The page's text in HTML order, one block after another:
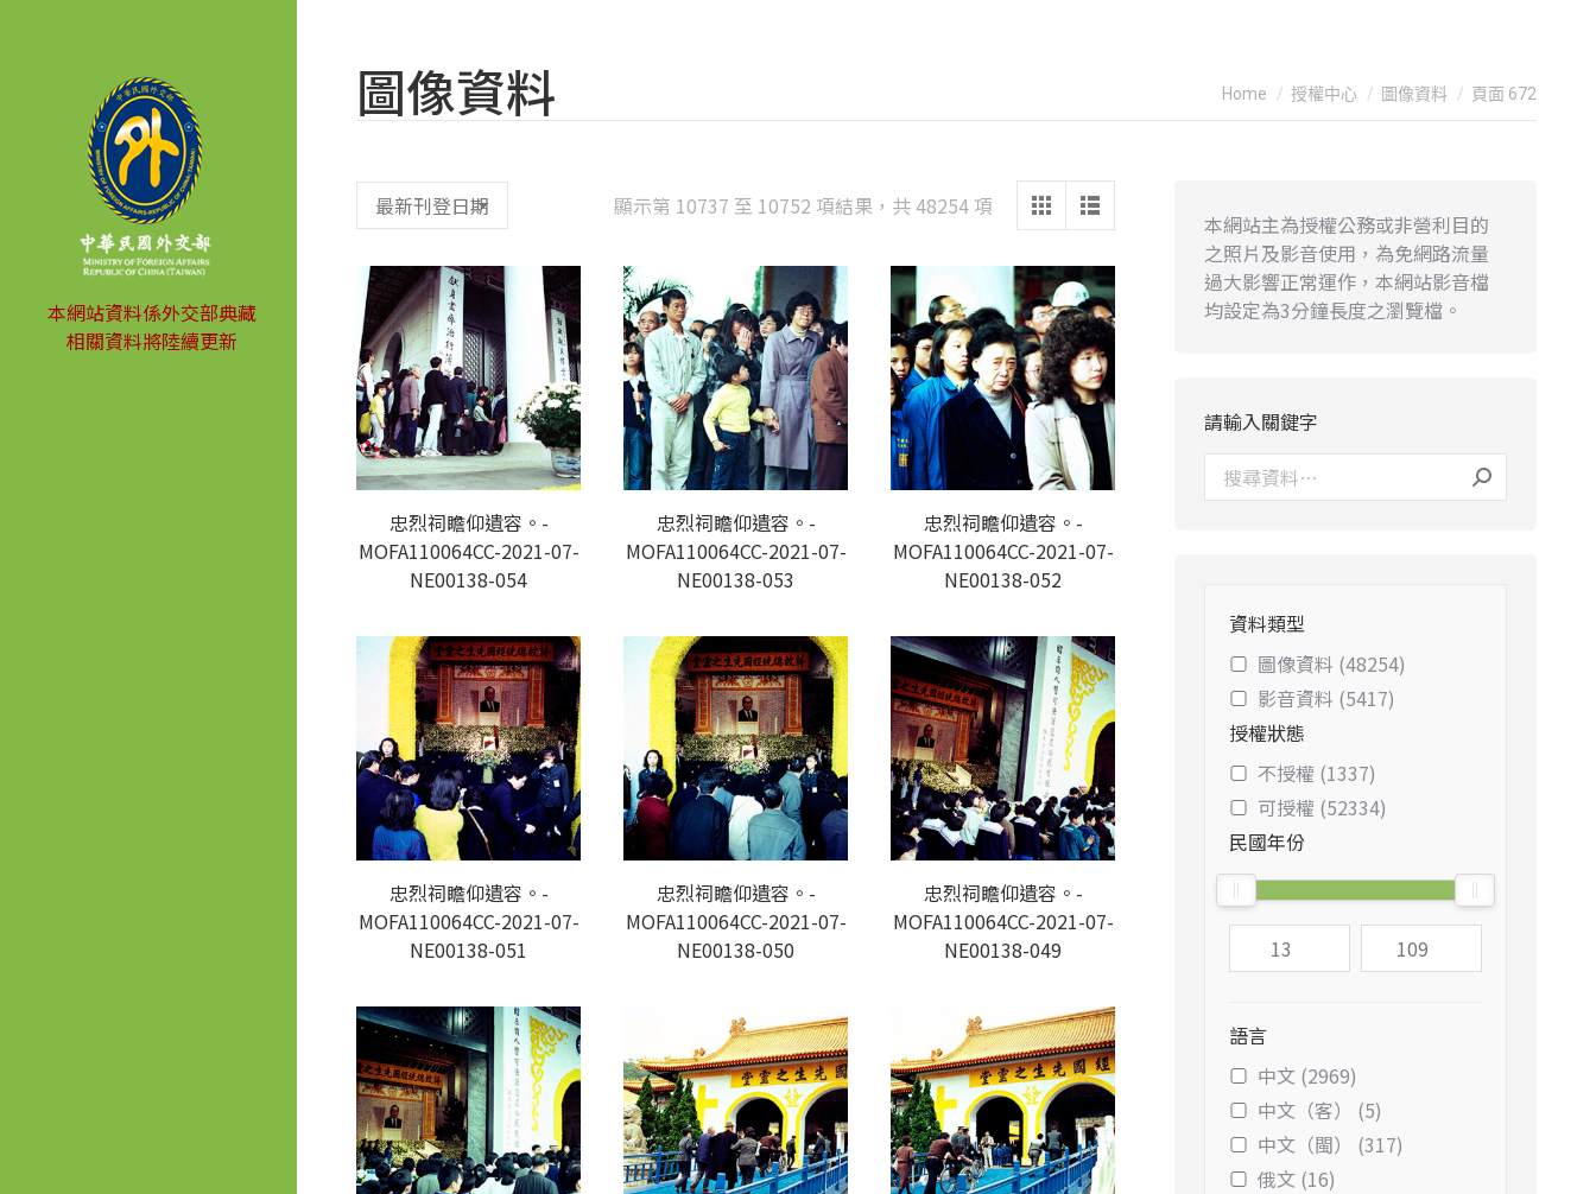
本網站資料係外交部典藏
相關資料將陸續更新
圖像資料 You are here:
Home 授權中心 圖像資料 頁面 672
顯示第 10737 至 10752 項結果，共 48254 項 Sorted
latest
忠烈祠瞻仰遺容。-
MOFA110064CC-2021-07-
NE00138-054
忠烈祠瞻仰遺容。-
MOFA110064CC-2021-07-
NE00138-053
忠烈祠瞻仰遺容。-
MOFA110064CC-2021-07-
NE00138-052
忠烈祠瞻仰遺容。-
MOFA110064CC-2021-07-
NE00138-051
忠烈祠瞻仰遺容。-
MOFA110064CC-2021-07-
NE00138-050
忠烈祠瞻仰遺容。-
MOFA110064CC-2021-07-
NE00138-049
本網站主為授權公務或非營利目的
之照片及影音使用，為免網路流量
過大影響正常運作，本網站影音檔
均設定為3分鐘長度之瀏覽檔。
請輸入關鍵字
資料類型
圖像資料 (48254)
影音資料 (5417)
授權狀態
不授權 (1337)
可授權 (52334)
民國年份
語言
中文 (2969)
中文（客） (5)
中文（閩） (317)
俄文 (16)